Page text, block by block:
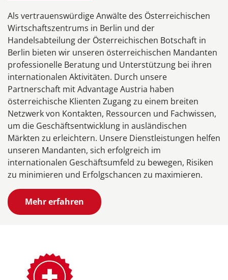
Als vertrauenswürdige Anwälte des Österreichischen
Wirtschaftszentrums in Berlin und der
Handelsabteilung der Österreichischen Botschaft in
Berlin bieten wir unseren österreichischen Mandanten
professionelle Beratung und Unterstützung bei ihren
internationalen Aktivitäten. Durch unsere
Partnerschaft mit Advantage Austria haben
österreichische Klienten Zugang zu einem breiten
Netzwerk von Kontakten, Ressourcen und Fachwissen,
um die Geschäftsentwicklung in ausländischen
Märkten zu erleichtern. Unsere Dienstleistungen helfen
unseren Mandanten, sich erfolgreich im
internationalen Geschäftsumfeld zu bewegen, Risiken
zu minimieren und Erfolgschancen zu maximieren.
Mehr erfahren